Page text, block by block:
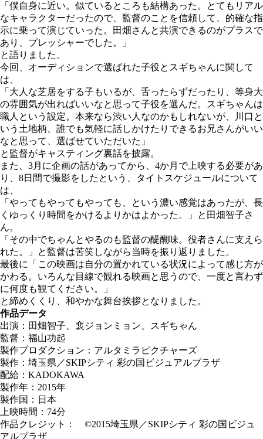
「僕自身に近い。似ているところも結構あった。とてもリアル
なキャラクターだったので、監督のことを信頼して、的確な指
示に乗って演じていった。田畑さんと共演できるのがプラスで
あり、プレッシャーでした。」
と語りました。
今回、オーディションで選ばれた子役とスギちゃんに関して
は、
「大人な芝居をする子もいるが、舌ったらずだったり、等身大
の雰囲気が出ればいいなと思って子役を選んだ。スギちゃんは
職人という設定。本来なら渋い人なのかもしれないが、川口と
いう土地柄、誰でも気軽に話しかけたりできるお兄さんがいい
なと思って、選ばせていただいた」
と監督がキャスティング裏話を披露。
また、3月に企画の話があってから、4か月で上映する必要があ
り、8日間で撮影をしたという、タイトスケジュールについて
は、
「やってもやってもやっても、という濃い感覚はあったが、長
くゆっくり時間をかけるよりかはよかった。」と田畑智子さ
ん。
「その中でちゃんとやるのも監督の醍醐味。役者さんに支えら
れた。」と監督は苦笑しながら当時を振り返りました。
最後に「この映画は自分の置かれている状況によって感じ方が
かわる。いろんな目線で観れる映画と思うので、一度と言わず
に何度も観てください。」
と締めくくり、和やかな舞台挨拶となりました。
作品データ
出演：田畑智子、裵ジョンミョン、スギちゃん
監督：福山功起
製作プロダクション：アルタミラピクチャーズ
製作：埼玉県／SKIPシティ 彩の国ビジュアルプラザ
配給：KADOKAWA
製作年：2015年
製作国：日本
上映時間：74分
作品クレジット： ©2015埼玉県／SKIPシティ 彩の国ビジュ
アルプラザ